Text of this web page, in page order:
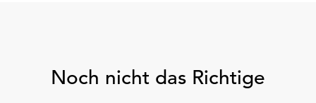
Noch nicht das Richtige